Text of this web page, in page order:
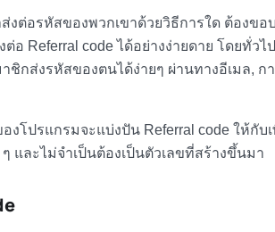
ต่อรหัสของพวกเขาด้วยวิธีการใด ต้องขอ
อ Referral code ได้อย่างง่ายดาย โดยทั่ว
ชิกส่งรหัสของตนได้ง่ายๆ ผ่านทางอีเมล, ก
งโปรแกรมจะแบ่งปัน Referral code ให้กั
และไม่จำเป็นต้องเป็นตัวเลขที่สร้างขึ้นมา